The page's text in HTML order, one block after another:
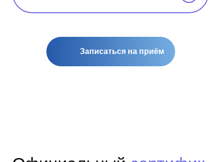
Записаться на приём